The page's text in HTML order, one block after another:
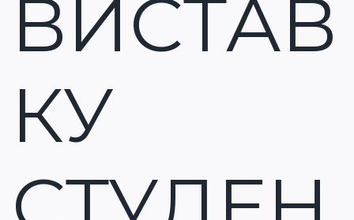
ВИСТАВ
КУ